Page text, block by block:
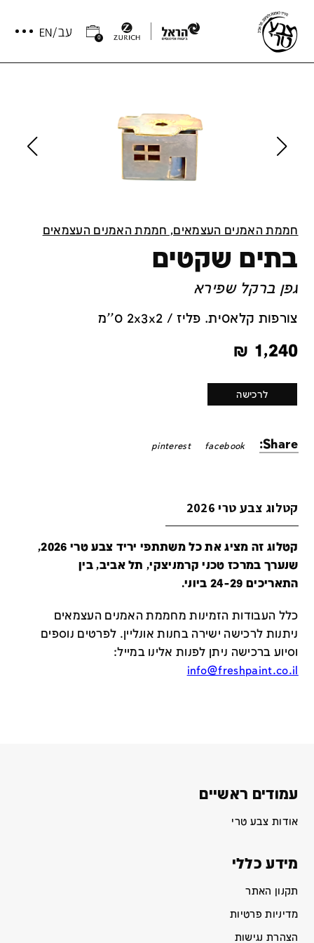
0
חממת האמנים העצמאים, חממת האמנים העצמאים
בתים שקטים
גפן ברקל שפירא
צורפות קלאסית. פליז / 2x3x2 ס''מ
1,240
₪
לרכישה
Share:
facebook
pinterest
קטלוג צבע טרי 2026
קטלוג זה מציג את כל משתתפי יריד צבע טרי 2026,
שנערך במרכז טכני קרמניצקי, תל אביב, בין
התאריכים 24-29 ביוני.
כלל העבודות הזמינות מחממת האמנים העצמאים
ניתנות לרכישה ישירה בחנות אונליין. לפרטים נוספים
וסיוע ברכישה ניתן לפנות אלינו במייל:
info@freshpaint.co.il
עמודים ראשיים
אודות צבע טרי
מידע כללי
תקנון האתר
מדיניות פרטיות
הצהרת נגישות